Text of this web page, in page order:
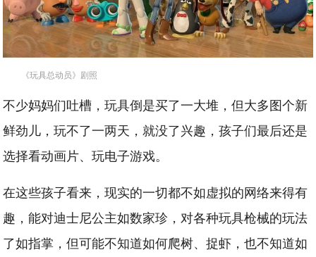
《玩具总动员》剧照
不少妈妈们吐槽，玩具倒是买了一大堆，但大多图个新
鲜劲儿，玩不了一两天，就没了兴趣，孩子们最后还是
选择看动画片、玩电子游戏。
在这些孩子看来，现实的一切都不如虚拟的网络来得有
趣，能对迪士尼公主如数家珍，对各种玩具枪械的玩法
了如指掌，但可能不知道如何爬树、捉虾，也不知道如